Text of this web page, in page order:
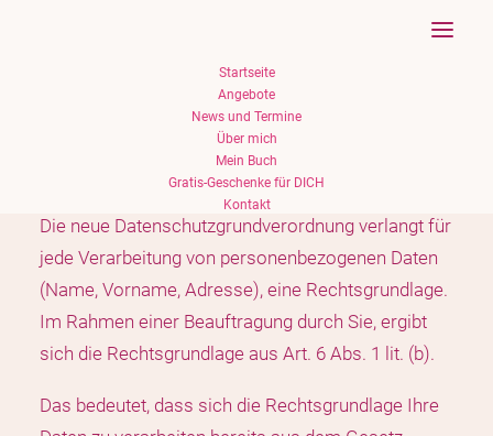
Startseite
Angebote
News und Termine
Über mich
Mein Buch
Gratis-Geschenke für DICH
Kontakt
Datenerklärung
Die neue Datenschutzgrundverordnung verlangt für
jede Verarbeitung von personenbezogenen Daten
(Name, Vorname, Adresse), eine Rechtsgrundlage.
Im Rahmen einer Beauftragung durch Sie, ergibt
sich die Rechtsgrundlage aus Art. 6 Abs. 1 lit. (b).
Das bedeutet, dass sich die Rechtsgrundlage Ihre